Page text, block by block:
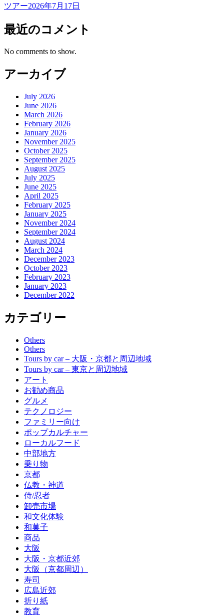
ツアー2026年7月17日
最近のコメント
No comments to show.
アーカイブ
July 2026
June 2026
March 2026
February 2026
January 2026
November 2025
October 2025
September 2025
August 2025
July 2025
June 2025
April 2025
February 2025
January 2025
November 2024
September 2024
August 2024
March 2024
December 2023
October 2023
February 2023
January 2023
December 2022
カテゴリー
Others
Others
Tours by car – 大阪・京都と周辺地域
Tours by car – 東京と周辺地域
アート
お勧め商品
グルメ
テクノロジー
ファミリー向け
ポップカルチャー
ローカルフード
中部地方
乗り物
京都
仏教・神道
侍/忍者
卸売市場
和文化体験
和菓子
商品
大阪
大阪・京都近郊
大阪（京都周辺）
寿司
広島近郊
折り紙
教育